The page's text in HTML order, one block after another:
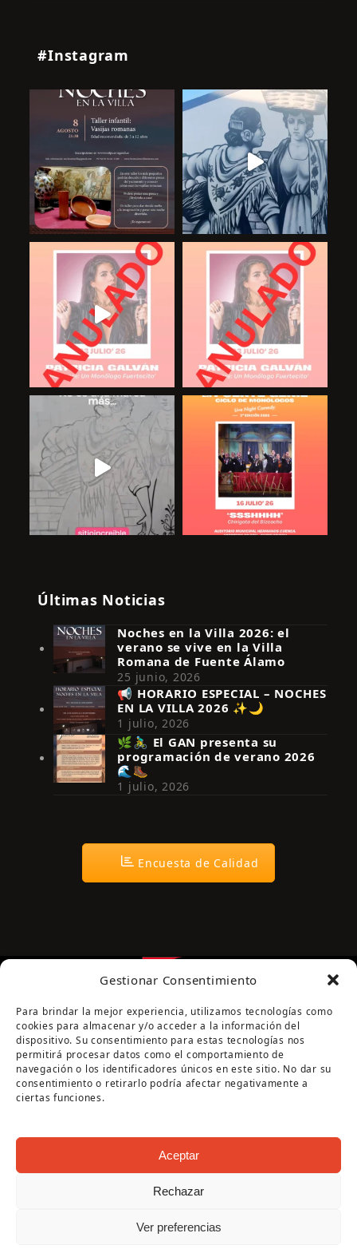
Gestionar Consentimiento
Para brindar la mejor experiencia, utilizamos tecnologías como
cookies para almacenar y/o acceder a la información del
dispositivo. Su consentimiento para estas tecnologías nos
permitirá procesar datos como el comportamiento de
navegación o los identificadores únicos en este sitio. No dar su
consentimiento o retirarlo podría afectar negativamente a
ciertas funciones.
Aceptar
Rechazar
Ver preferencias
#Instagram
Síguenos en Instagram
Últimas Noticias
Noches en la Villa 2026: el
verano se vive en la Villa
Romana de Fuente Álamo
25 junio, 2026
📢 HORARIO ESPECIAL – NOCHES
EN LA VILLA 2026 ✨🌙
1 julio, 2026
🌿🚴‍♂️ El GAN presenta su
programación de verano 2026
🌊🥾
1 julio, 2026
Encuesta de Calidad
Página cofinanciada por la Diputación de Córdoba
Copyright Oficina de Turismo - Ayuntamiento de